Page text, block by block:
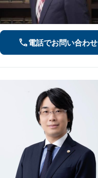
電話でお問い合わせ